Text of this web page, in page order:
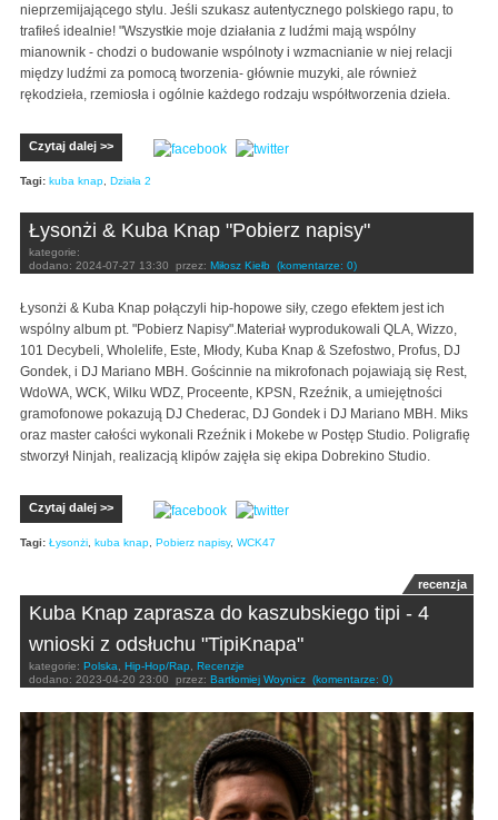
nieprzemijającego stylu. Jeśli szukasz autentycznego polskiego rapu, to
trafiłeś idealnie! "Wszystkie moje działania z ludźmi mają wspólny
mianownik - chodzi o budowanie wspólnoty i wzmacnianie w niej relacji
między ludźmi za pomocą tworzenia- głównie muzyki, ale również
rękodzieła, rzemiosła i ogólnie każdego rodzaju współtworzenia dzieła.
Czytaj dalej >>
Tagi: kuba knap Działa 2
Łysonżi & Kuba Knap "Pobierz napisy"
kategorie:
dodano: 2024-07-27 13:30 przez: Miłosz Kiełb (komentarze: 0)
Łysonżi & Kuba Knap połączyli hip-hopowe siły, czego efektem jest ich
wspólny album pt. "Pobierz Napisy".Materiał wyprodukowali QLA, Wizzo,
101 Decybeli, Wholelife, Este, Młody, Kuba Knap & Szefostwo, Profus, DJ
Gondek, i DJ Mariano MBH. Gościnnie na mikrofonach pojawiają się Rest,
WdoWA, WCK, Wilku WDZ, Proceente, KPSN, Rzeźnik, a umiejętności
gramofonowe pokazują DJ Chederac, DJ Gondek i DJ Mariano MBH. Miks
oraz master całości wykonali Rzeźnik i Mokebe w Postęp Studio. Poligrafię
stworzył Ninjah, realizacją klipów zajęła się ekipa Dobrekino Studio.
Czytaj dalej >>
Tagi: Łysonżi kuba knap Pobierz napisy, WCK47
recenzja
Kuba Knap zaprasza do kaszubskiego tipi - 4
wnioski z odsłuchu "TipiKnapa"
kategorie: Polska Hip-Hop/Rap
Recenzje
dodano: 2023-04-20 23:00 przez: Bartłomiej Woynicz (komentarze: 0)